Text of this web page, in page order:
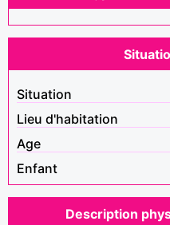
Situation
Lieu d'habitation
Age
Enfant
Description